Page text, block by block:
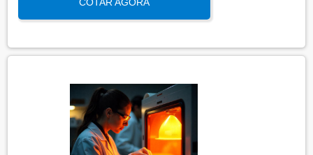
qualidade e eficiência de equipamentos que
precisam de controle de temperatura. É aplicada a
produtos, como autoclaves, estufas, câmaras frias,
qualificação térmica é apresentado em um relatório
técnico que contém informações como gráficos,
certificados de calibração e a conclusão das
condições funcionais.